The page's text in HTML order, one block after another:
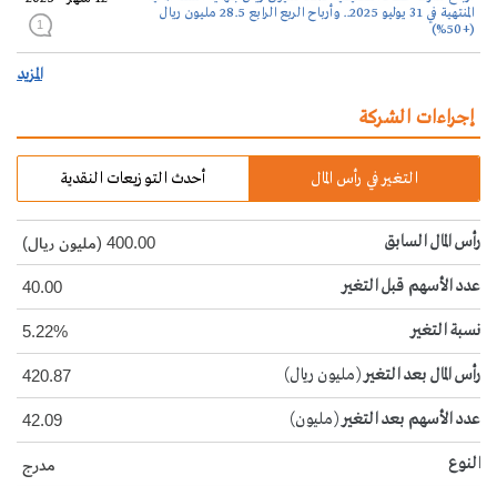
المنتهية في 31 يوليو 2025.. وأرباح الربع الرابع 28.5 مليون ريال
(+50%)
1
المزيد
إجراءات الشركة
التغير في رأس المال أحدث التوزيعات النقدية
رأس المال السابق 400.00 (مليون ريال)
عدد الأسهم قبل التغير 40.00
نسبة التغير 5.22%
رأس المال بعد التغير(مليون ريال) 420.87
عدد الأسهم بعد التغير(مليون) 42.09
النوع مدرج